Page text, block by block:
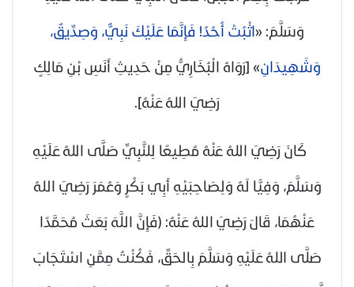
وَسَلَّمَ: «اثْبُتْ أُحُدُ! فَإِنَّمَا عَلَيْكَ نَبِيٌّ، وَصِدِّيقٌ،
وَشَهِيدَانِ» [رَوَاهُ الْبُخَارِيُّ مِنْ حَدِيثِ أَنَسِ بْنِ مَالِكٍ
رَضِيَ اللهُ عَنْهُ]
.
كَانَرَضِيَ اللهُ عَنْهُ مُطِيعًا لِلنَّبِيِّ صَلَّى اللهُ عَلَيْهِ
وَسَلَّمَ، وَفِيًّا لَهُ وَلِصَاحِبَيْهِ أَبِي بَكْرٍ وَعُمَرَ رَضِيَ اللهُ
عَنْهُمَا، قَالَ رَضِيَ اللهُ عَنْهُ: (فَإِنَّ اللَّهَ بَعَثَ مُحَمَّدًا
صَلَّى اللهُ عَلَيْهِ وَسَلَّمَ بِالحَقِّ، فَكُنْتُ مِمَّنِ اسْتَجَابَ